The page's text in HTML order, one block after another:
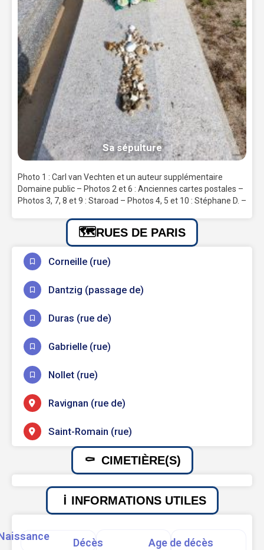
Sa sépulture
Photo 1 : Carl van Vechten et un auteur supplémentaire
Domaine public – Photos 2 et 6 : Anciennes cartes postales –
Photos 3, 7, 8 et 9 : Staroad – Photos 4, 5 et 10 : Stéphane D. –
RUES DE PARIS
Corneille (rue)
Dantzig (passage de)
Duras (rue de)
Gabrielle (rue)
Nollet (rue)
Ravignan (rue de)
Saint-Romain (rue)
CIMETIÈRE(S)
INFORMATIONS UTILES
Décès Age de décès